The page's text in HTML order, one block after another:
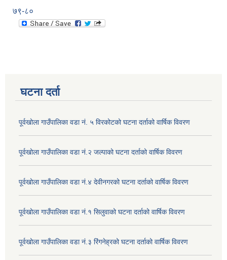
७९-८०
घटना दर्ता
पूर्वखोला गाउँपालिका वडा नं. ५ विरकोटको घटना दर्ताको वार्षिक विवरण
पूर्वखोला गाउँपालिका वडा नं.२ जल्पाको घटना दर्ताको वार्षिक विवरण
पूर्वखोला गाउँपालिका वडा नं.४ देवीनगरको घटना दर्ताको वार्षिक विवरण
पूर्वखोला गाउँपालिका वडा नं.१ सिलुवाको घटना दर्ताको वार्षिक विवरण
पूर्वखोला गाउँपालिका वडा नं.३ रिंगनेह्रको घटना दर्ताको वार्षिक विवरण